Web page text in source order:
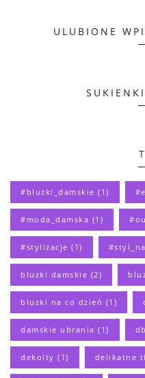
ULUBIONE
#bluzki_damskie (1)
#moda_damska (1)
#stylizacje (1)
bluzki damskie (2)
bluzki na co dzień (1)
damskie ubrania (1)
dekolty (1) delikatne